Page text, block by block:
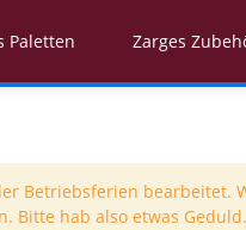
Paletten Zarges
Betriebsferien bearbeitet.
Bitte hab also etwas Geduld.